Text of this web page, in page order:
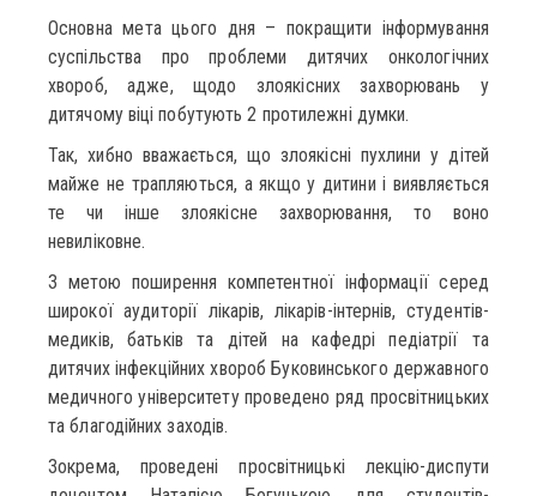
Основна мета цього дня – покращити інформування
суспільства про проблеми дитячих онкологічних
хвороб, адже, щодо злоякісних захворювань у
дитячому віці побутують 2 протилежні думки.
Так, хибно вважається, що злоякісні пухлини у дітей
майже не трапляються, а якщо у дитини і виявляється
те чи інше злоякісне захворювання, то воно
невиліковне.
З метою поширення компетентної інформації серед
широкої аудиторії лікарів, лікарів-інтернів, студентів-
медиків, батьків та дітей на кафедрі педіатрії та
дитячих інфекційних хвороб Буковинського державного
медичного університету проведено ряд просвітницьких
та благодійних заходів.
Зокрема, проведені просвітницькі лекцію-диспути